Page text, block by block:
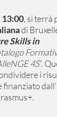
13:00, si terrà
di
Skills in
4S”.
i
finanziato